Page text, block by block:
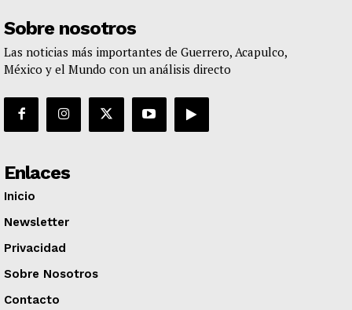
Sobre nosotros
Las noticias más importantes de Guerrero, Acapulco,
México y el Mundo con un análisis directo
Enlaces
Inicio
Newsletter
Privacidad
Sobre Nosotros
Contacto